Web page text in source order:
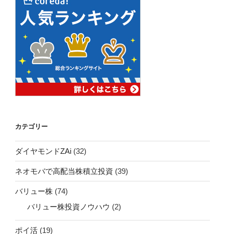
カテゴリー
ダイヤモンドZAi (32)
ネオモバで高配当株積立投資 (39)
バリュー株 (74)
バリュー株投資ノウハウ (2)
ポイ活 (19)